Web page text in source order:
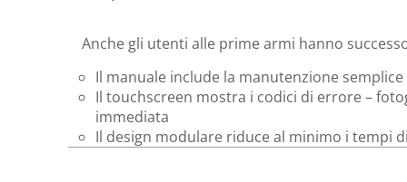
Anche gli utenti alle prime armi hanno
Il manuale include la manutenzione
Il touchscreen mostra i codici di errore –
immediata
Il design modulare riduce al minimo i tempi